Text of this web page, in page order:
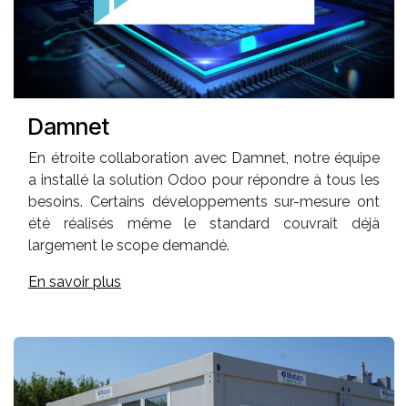
Damnet
En étroite collaboration avec Damnet, notre équipe
a installé la solution Odoo pour répondre à tous les
besoins. Certains développements sur-mesure ont
été réalisés même le standard couvrait déjà
largement le scope demandé.
En savoir plus